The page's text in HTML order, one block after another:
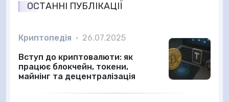
ОСТАННІ ПУБЛІКАЦІЇ
Криптопедія • 26.07.2025
Вступ до криптовалюти: як
працює блокчейн, токени,
майнінг та децентралізація